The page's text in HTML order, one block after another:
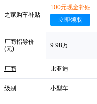
之家购车补贴
100元现金补贴
立即领取
厂商指导价
(元)
9.98万
厂商 比亚迪
级别 小型车